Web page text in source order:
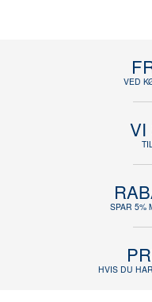
VED
VI
SPAR 5%
HVIS DU